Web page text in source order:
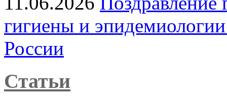
гигиены и
России
Статьи